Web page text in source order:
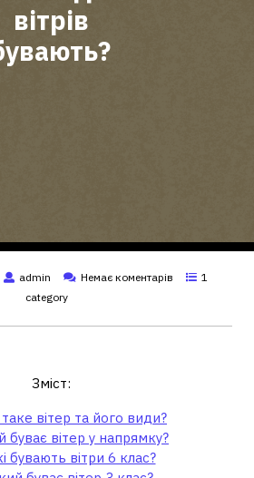
вітрів
admin Немає коментарів
1
category
Зміст:
вітер та його види?
буває вітер у напрямку?
бувають вітри 6 клас?